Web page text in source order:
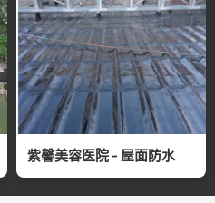
紫馨美容医院 - 屋面防水